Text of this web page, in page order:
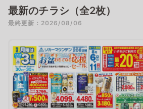
最新のチラシ（全2枚）
最終更新：2026/08/06